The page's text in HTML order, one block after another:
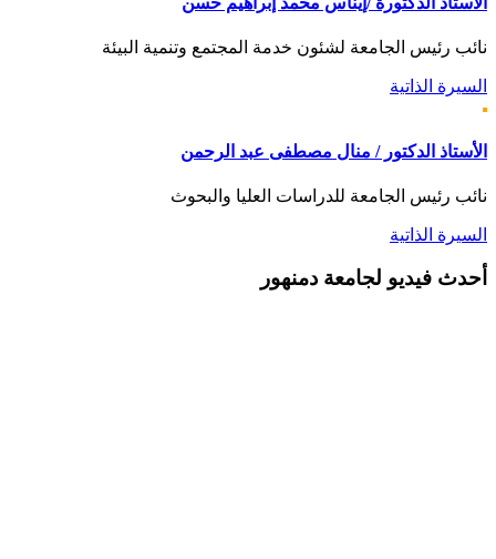
نائب رئيس الجامعة لشئون خدمة المجتمع وتنمية البيئة
السيرة الذاتية
الأستاذ الدكتور / منال مصطفى عبد الرحمن
نائب رئيس الجامعة للدراسات العليا والبحوث
السيرة الذاتية
أحدث فيديو لجامعة دمنهور